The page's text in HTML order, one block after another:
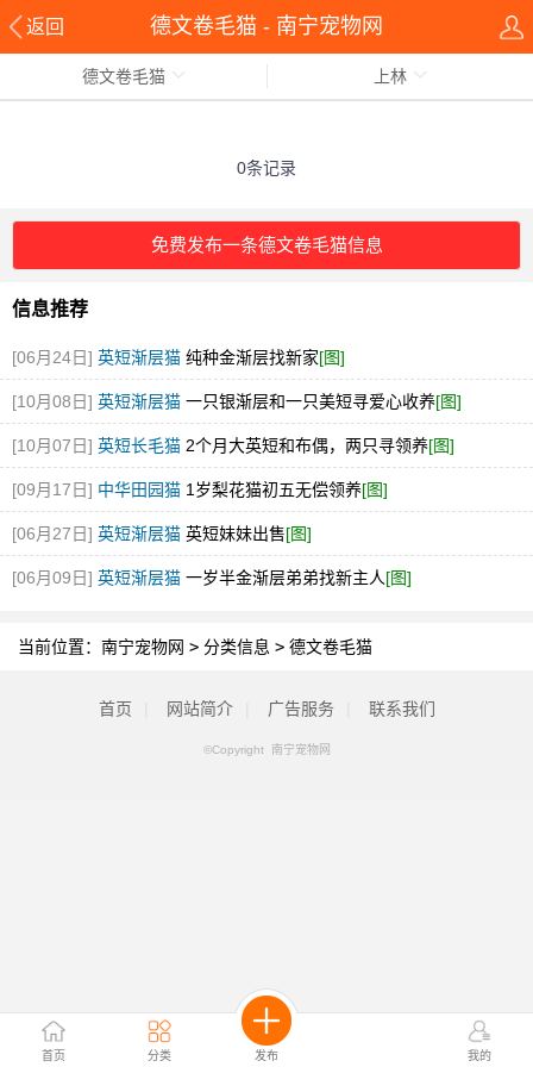
返回 德文卷毛猫 - 南宁宠物网
首页 分类 发布 我的
德文卷毛猫 上林
0条记录
免费发布一条德文卷毛猫信息
信息推荐
[06月24日] 英短渐层猫 纯种金渐层找新家[图]
[10月08日] 英短渐层猫 一只银渐层和一只美短寻爱心收养[图]
[10月07日] 英短长毛猫 2个月大英短和布偶，两只寻领养[图]
[09月17日] 中华田园猫 1岁梨花猫初五无偿领养[图]
[06月27日] 英短渐层猫 英短妹妹出售[图]
[06月09日] 英短渐层猫 一岁半金渐层弟弟找新主人[图]
当前位置： 南宁宠物网 > 分类信息 > 德文卷毛猫
首页 网站简介 广告服务 联系我们
©Copyright 南宁宠物网